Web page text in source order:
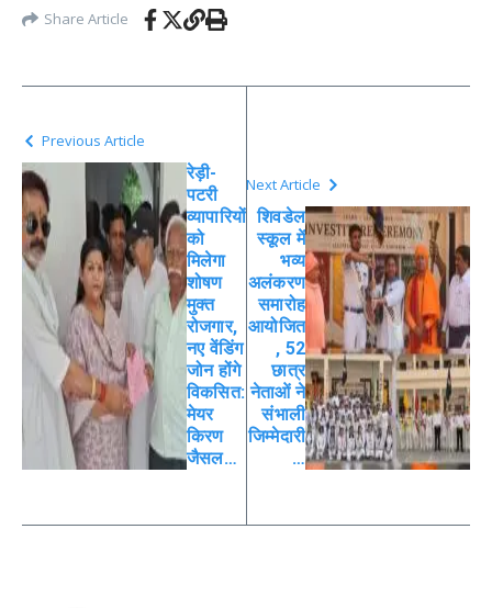
Share Article
Previous Article
रेड़ी-
पटरी
व्यापारियों
को
मिलेगा
शोषण
मुक्त
रोजगार,
नए वेंडिंग
जोन होंगे
विकसित:
मेयर
किरण
जैसल…
Next Article
शिवडेल
स्कूल में
भव्य
अलंकरण
समारोह
आयोजित
, 52
छात्र
नेताओं ने
संभाली
जिम्मेदारी
…